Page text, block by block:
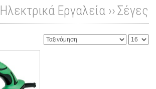
Ηλεκτρικά Εργαλεία ››Σέγες